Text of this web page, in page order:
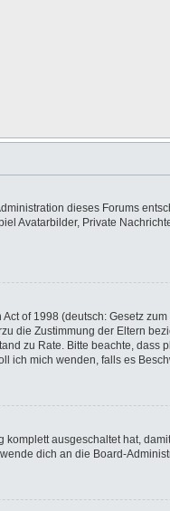
dieses Forums
Avatarbilder, Private
of 1998 (deutsch: Gesetz
die Zustimmung der Eltern
zu Rate. Bitte beachte,
ich mich wenden, falls es
ausgeschaltet hat,
dich an die Board-